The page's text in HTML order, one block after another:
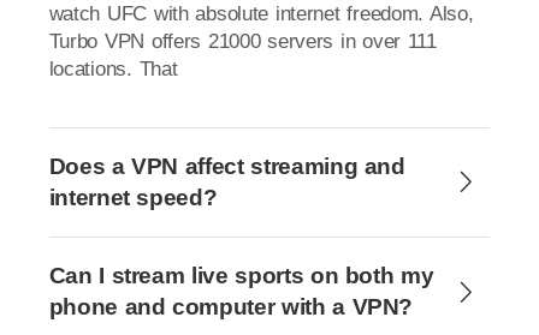
watch UFC with absolute internet freedom. Also,
Turbo VPN offers 21000 servers in over 111
locations. That
Does a VPN affect streaming and
internet speed?
Can I stream live sports on both my
phone and computer with a VPN?